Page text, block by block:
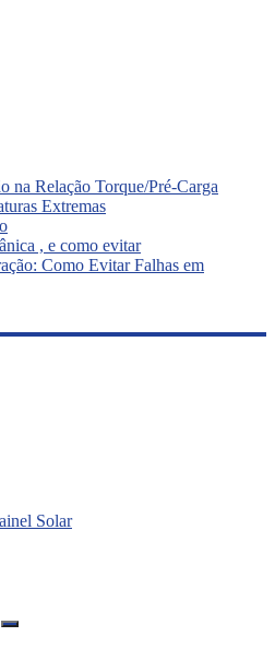
na Relação Torque/Pré-Carga
Extremas
, e como evitar
Como Evitar Falhas em
Solar